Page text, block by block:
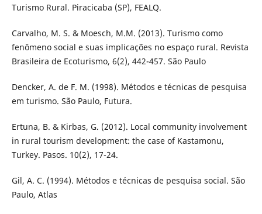
Turismo Rural. Piracicaba (SP), FEALQ.
Carvalho, M. S. & Moesch, M.M. (2013). Turismo como
fenômeno social e suas implicações no espaço rural. Revista
Brasileira de Ecoturismo, 6(2), 442-457. São Paulo
Dencker, A. de F. M. (1998). Métodos e técnicas de pesquisa
em turismo. São Paulo, Futura.
Ertuna, B. & Kirbas, G. (2012). Local community involvement
in rural tourism development: the case of Kastamonu,
Turkey. Pasos. 10(2), 17-24.
Gil, A. C. (1994). Métodos e técnicas de pesquisa social. São
Paulo, Atlas